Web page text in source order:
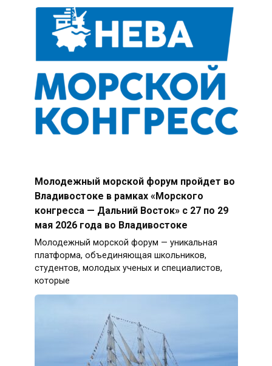
Молодежный морской форум пройдет во
Владивостоке в рамках «Морского
конгресса — Дальний Восток» с 27 по 29
мая 2026 года во Владивостоке
Молодежный морской форум — уникальная
платформа, объединяющая школьников,
студентов, молодых ученых и специалистов,
которые